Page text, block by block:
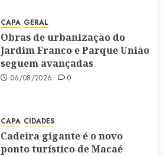
CAPA GERAL
Obras de urbanização do
Jardim Franco e Parque União
seguem avançadas
06/08/2026 0
CAPA CIDADES
Cadeira gigante é o novo
ponto turístico de Macaé